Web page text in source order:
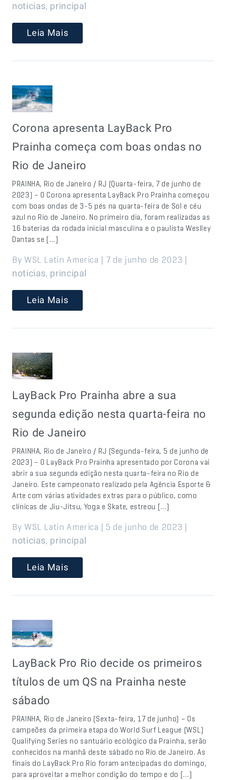
noticias, principal
Leia Mais
Corona apresenta LayBack Pro
Prainha começa com boas ondas no
Rio de Janeiro
PRAINHA, Rio de Janeiro / RJ (Quarta-feira, 7 de junho de
2023) – O Corona apresenta LayBack Pro Prainha começou
com boas ondas de 3-5 pés na quarta-feira de Sol e céu
azul no Rio de Janeiro. No primeiro dia, foram realizadas as
16 baterias da rodada inicial masculina e o paulista Weslley
Dantas se […]
By WSL Latin America | 7 de junho de 2023 |
noticias, principal
Leia Mais
LayBack Pro Prainha abre a sua
segunda edição nesta quarta-feira no
Rio de Janeiro
PRAINHA, Rio de Janeiro / RJ (Segunda-feira, 5 de junho de
2023) – O LayBack Pro Prainha apresentado por Corona vai
abrir a sua segunda edição nesta quarta-feira no Rio de
Janeiro. Este campeonato realizado pela Agência Esporte &
Arte com várias atividades extras para o público, como
clínicas de Jiu-Jitsu, Yoga e Skate, estreou […]
By WSL Latin America | 5 de junho de 2023 |
noticias, principal
Leia Mais
LayBack Pro Rio decide os primeiros
títulos de um QS na Prainha neste
sábado
PRAINHA, Rio de Janeiro (Sexta-feira, 17 de junho) – Os
campeões da primeira etapa do World Surf League (WSL)
Qualifying Series no santuário ecológico da Prainha, serão
conhecidos na manhã deste sábado no Rio de Janeiro. As
finais do LayBack Pro Rio foram antecipadas do domingo,
para aproveitar a melhor condição do tempo e do […]